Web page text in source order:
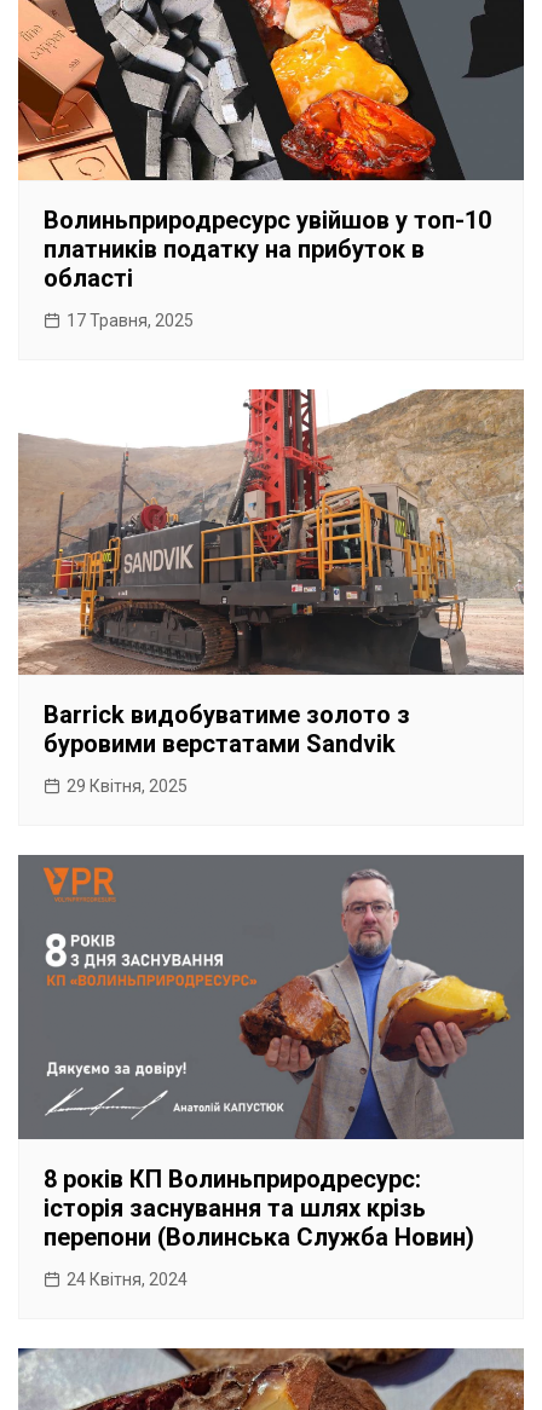
Волиньприродресурс увійшов у топ-10
платників податку на прибуток в
області
17 Травня, 2025
Barrick видобуватиме золото з
буровими верстатами Sandvik
29 Квітня, 2025
8 років КП Волиньприродресурс:
історія заснування та шлях крізь
перепони (Волинська Служба Новин)
24 Квітня, 2024